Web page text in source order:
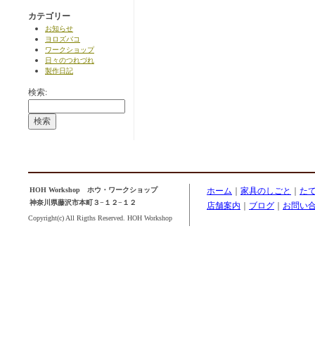
カテゴリー
お知らせ
ヨロズバコ
ワークショップ
日々のつれづれ
製作日記
検索:
HOH Workshop ホウ・ワークショップ
神奈川県藤沢市本町３−１２−１２
Copyright(c) All Rigths Reserved. HOH Workshop
ホーム 家具のしごと
た
店舗案内
ブログ お問い